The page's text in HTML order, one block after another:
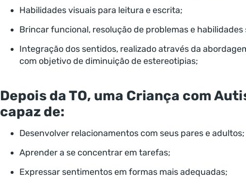
Habilidades visuais para leitura e escrita;
Brincar funcional, resolução de problemas e habilidades
Integração dos sentidos, realizado através da
com objetivo de diminuição de estereotipias;
Depois da TO, uma Criança com
capaz de:
Desenvolver relacionamentos com seus pares e adultos;
Aprender a se concentrar em tarefas;
Expressar sentimentos em formas mais adequadas;